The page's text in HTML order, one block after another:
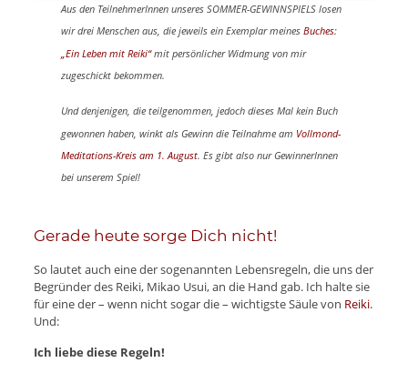
Aus den TeilnehmerInnen unseres SOMMER-GEWINNSPIELS losen
wir drei Menschen aus, die jeweils ein Exemplar meinesBuches:
„Ein Leben mit Reiki“mit persönlicher Widmung von mir
zugeschickt bekommen.
Und denjenigen, die teilgenommen, jedoch dieses Mal kein Buch
gewonnen haben, winkt als Gewinn die Teilnahme am Vollmond-
Meditations-Kreis am 1. August. Es gibt also nur GewinnerInnen
bei unserem Spiel!
Gerade heute sorge Dich nicht!
So lautet auch eine der sogenannten Lebensregeln, die uns der
Begründer des Reiki, Mikao Usui, an die Hand gab. Ich halte sie
für eine der – wenn nicht sogar die – wichtigste Säule von Reiki.
Und:
Ich liebe diese Regeln!